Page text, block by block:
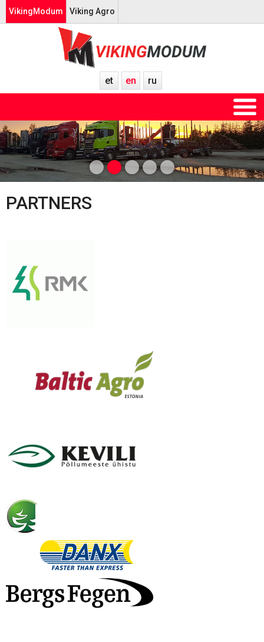
VikingModum Viking Agro
et en ru
PARTNERS